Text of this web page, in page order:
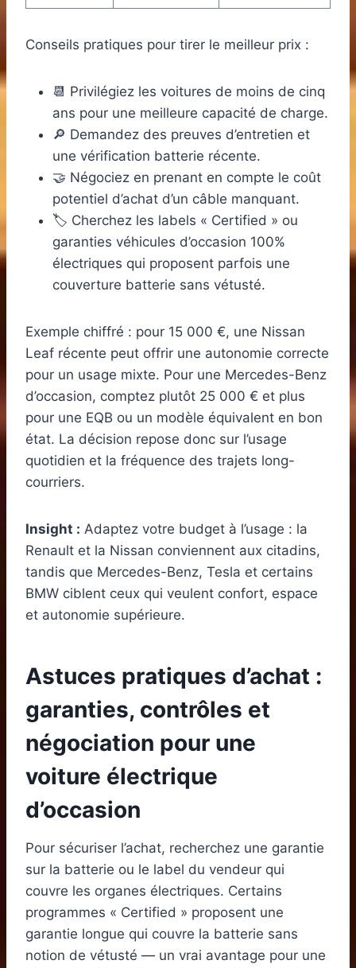
Conseils pratiques pour tirer le meilleur prix :
📆 Privilégiez les voitures de moins de cinq
ans pour une meilleure capacité de charge.
🔎 Demandez des preuves d’entretien et
une vérification batterie récente.
🤝 Négociez en prenant en compte le coût
potentiel d’achat d’un câble manquant.
🏷️ Cherchez les labels « Certified » ou
garanties véhicules d’occasion 100%
électriques qui proposent parfois une
couverture batterie sans vétusté.
Exemple chiffré : pour 15 000 €, une Nissan
Leaf récente peut offrir une autonomie correcte
pour un usage mixte. Pour une Mercedes-Benz
d’occasion, comptez plutôt 25 000 € et plus
pour une EQB ou un modèle équivalent en bon
état. La décision repose donc sur l’usage
quotidien et la fréquence des trajets long-
courriers.
Insight : Adaptez votre budget à l’usage : la
Renault et la Nissan conviennent aux citadins,
tandis que Mercedes-Benz, Tesla et certains
BMW ciblent ceux qui veulent confort, espace
et autonomie supérieure.
Astuces pratiques d’achat :
garanties, contrôles et
négociation pour une
voiture électrique
d’occasion
Pour sécuriser l’achat, recherchez une garantie
sur la batterie ou le label du vendeur qui
couvre les organes électriques. Certains
programmes « Certified » proposent une
garantie longue qui couvre la batterie sans
notion de vétusté — un vrai avantage pour une